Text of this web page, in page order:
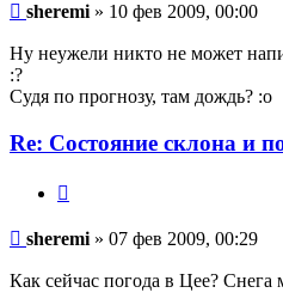
sheremi» 10 фев 2009, 00:00
Ну неужели никто не может
:?
Судя по прогнозу, там дождь? :o
Re: Состояние склона и
sheremi » 07 фев 2009, 00:29
Как сейчас погода в Цее? Снега